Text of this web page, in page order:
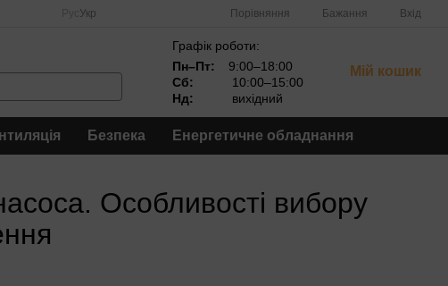
Укр Порівняння Бажання Вхід
Графік роботи:
Пн–Пт:
9:00–18:00
Сб:
10:00–15:00
Нд:
вихідний
Мій кошик
Безпека Енергетичне обладнання
Особливості вибору